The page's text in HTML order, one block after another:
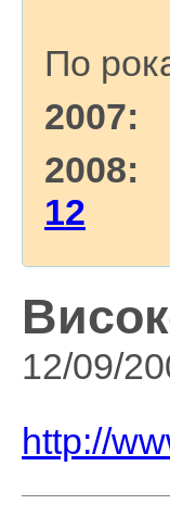
По
2007:
2008:
12
12/09/
http://